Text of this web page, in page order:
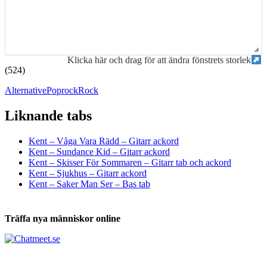
Klicka här och drag för att ändra fönstrets storlek
(524)
AlternativePoprockRock
Liknande tabs
Kent – Våga Vara Rädd – Gitarr ackord
Kent – Sundance Kid – Gitarr ackord
Kent – Skisser För Sommaren – Gitarr tab och ackord
Kent – Sjukhus – Gitarr ackord
Kent – Saker Man Ser – Bas tab
Träffa nya människor online